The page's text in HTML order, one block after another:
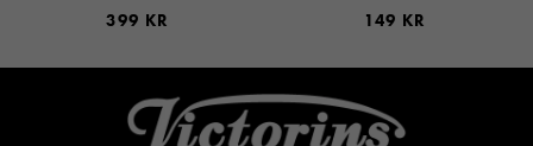
399 KR 149 KR